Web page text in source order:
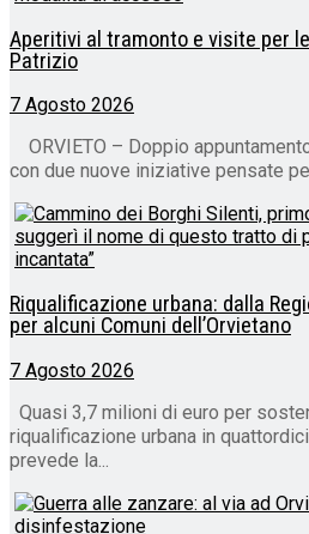
Aperitivi al tramonto e visite per
Patrizio
7 Agosto 2026
ORVIETO – Doppio
con due nuove iniziative pensate
Riqualificazione urbana: dalla
per alcuni Comuni dell’Orvietano
7 Agosto 2026
Quasi 3,7 milioni di euro per
riqualificazione urbana in
prevede la...